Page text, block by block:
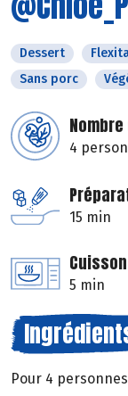
Dessert
Sans porc
4
15 min
Cuisson
5 min
Pour 4 personnes